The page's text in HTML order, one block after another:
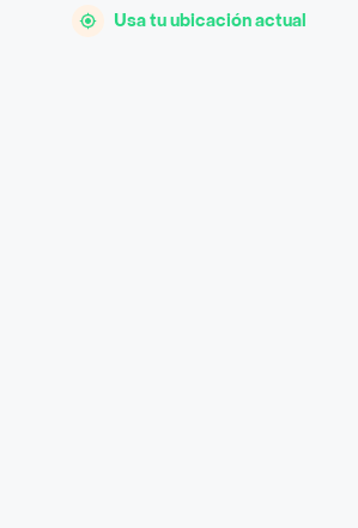
Usa tu ubicación actual